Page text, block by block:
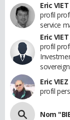
Eric VIET
profil
service
Eric VIET
profil
Eric VIEZ
profil
Nom